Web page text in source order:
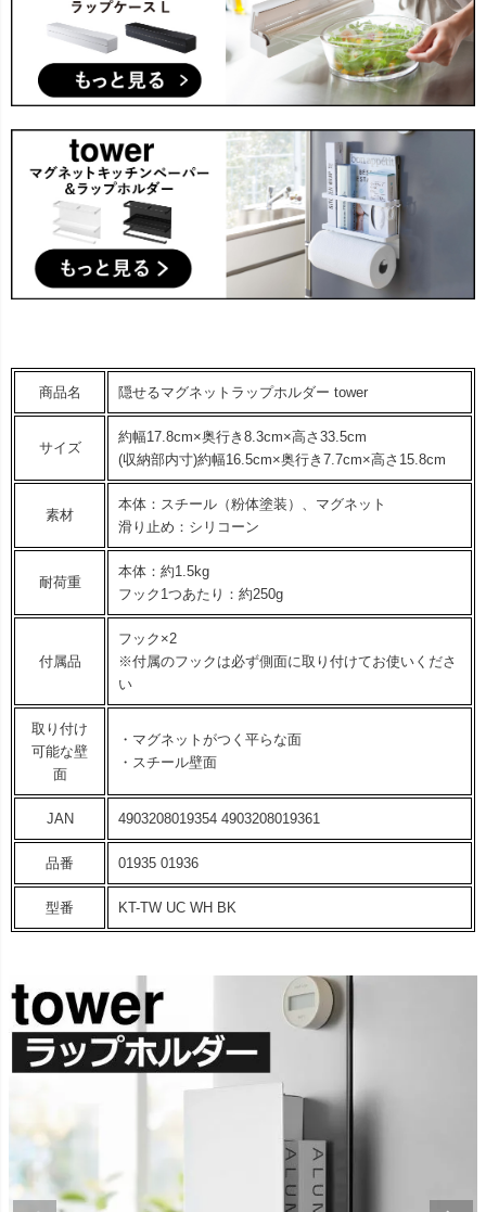
商品名 隠せるマグネットラップホルダー tower
サイズ
約幅17.8cm×奥行き8.3cm×高さ33.5cm
(収納部内寸)約幅16.5cm×奥行き7.7cm×高さ15.8cm
素材
本体：スチール（粉体塗装）、マグネット
滑り止め：シリコーン
耐荷重
本体：約1.5kg
フック1つあたり：約250g
付属品
フック×2
※付属のフックは必ず側面に取り付けてお使いくださ
い
取り付け
可能な壁
面
・マグネットがつく平らな面
・スチール壁面
JAN 4903208019354 4903208019361
品番 01935 01936
型番 KT-TW UC WH BK